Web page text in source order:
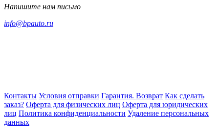
Напишите нам письмо
info@bpauto.ru
Контакты Условия отправки Гарантия. Возврат Как сделать
заказ? Оферта для физических лиц Оферта для юридических
лиц Политика конфиденциальности Удаление персональных
данных